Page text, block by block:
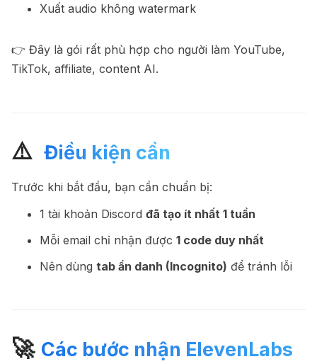
Xuất audio không watermark
👉 Đây là gói rất phù hợp cho người làm YouTube,
TikTok, affiliate, content AI.
⚠ ️ Điều kiện cần
Trước khi bắt đầu, bạn cần chuẩn bị:
1 tài khoản Discord đã tạo ít nhất 1 tuần
Mỗi email chỉ nhận được 1 code duy nhất
Nên dùng tab ẩn danh (Incognito) để tránh lỗi
🚀 Các bước nhận ElevenLabs